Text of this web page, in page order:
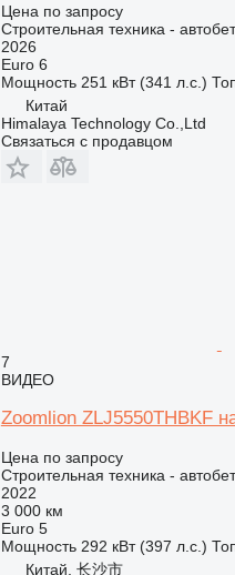
Цена по запросу
Строительная техника -
2026
Euro 6
Мощность 251 кВт (341 л.с.)
Китай
Himalaya Technology Co.,Ltd
Связаться с продавцом
7
ВИДЕО
Zoomlion ZLJ5550THBKF
Цена по запросу
Строительная техника -
2022
3 000 км
Euro 5
Мощность 292 кВт (397 л.с.)
Китай, 长沙市